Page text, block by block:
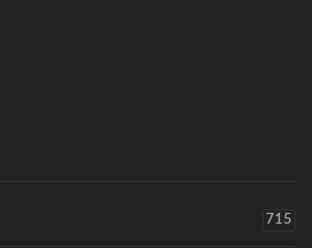
715